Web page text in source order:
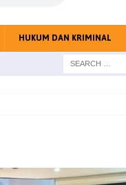
HUKUM DAN KRIMINAL